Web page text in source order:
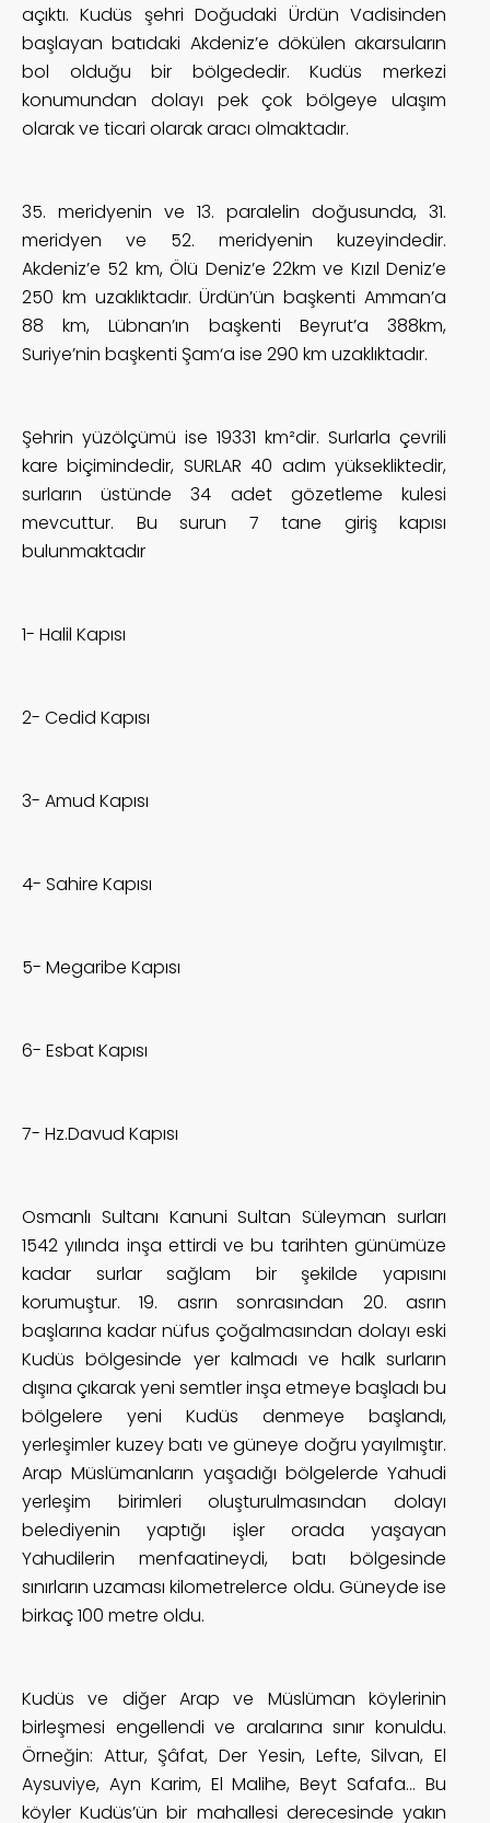
açıktı. Kudüs şehri Doğudaki Ürdün Vadisinden
başlayan batıdaki Akdeniz’e dökülen akarsuların
bol olduğu bir bölgededir. Kudüs merkezi
konumundan dolayı pek çok bölgeye ulaşım
olarak ve ticari olarak aracı olmaktadır.
35. meridyenin ve 13. paralelin doğusunda, 31.
meridyen ve 52. meridyenin kuzeyindedir.
Akdeniz’e 52 km, Ölü Deniz’e 22km ve Kızıl Deniz’e
250 km uzaklıktadır. Ürdün’ün başkenti Amman’a
88 km, Lübnan’ın başkenti Beyrut’a 388km,
Suriye’nin başkenti Şam‘a ise 290 km uzaklıktadır.
Şehrin yüzölçümü ise 19331 km²dir. Surlarla çevrili
kare biçimindedir, SURLAR 40 adım yüksekliktedir,
surların üstünde 34 adet gözetleme kulesi
mevcuttur. Bu surun 7 tane giriş kapısı
bulunmaktadır
1- Halil Kapısı
2- Cedid Kapısı
3- Amud Kapısı
4- Sahire Kapısı
5- Megaribe Kapısı
6- Esbat Kapısı
7- Hz.Davud Kapısı
Osmanlı Sultanı Kanuni Sultan Süleyman surları
1542 yılında inşa ettirdi ve bu tarihten günümüze
kadar surlar sağlam bir şekilde yapısını
korumuştur. 19. asrın sonrasından 20. asrın
başlarına kadar nüfus çoğalmasından dolayı eski
Kudüs bölgesinde yer kalmadı ve halk surların
dışına çıkarak yeni semtler inşa etmeye başladı bu
bölgelere yeni Kudüs denmeye başlandı,
yerleşimler kuzey batı ve güneye doğru yayılmıştır.
Arap Müslümanların yaşadığı bölgelerde Yahudi
yerleşim birimleri oluşturulmasından dolayı
belediyenin yaptığı işler orada yaşayan
Yahudilerin menfaatineydi, batı bölgesinde
sınırların uzaması kilometrelerce oldu. Güneyde ise
birkaç 100 metre oldu.
Kudüs ve diğer Arap ve Müslüman köylerinin
birleşmesi engellendi ve aralarına sınır konuldu.
Örneğin: Attur, Şâfat, Der Yesin, Lefte, Silvan, El
Aysuviye, Ayn Karim, El Malihe, Beyt Safafa… Bu
köyler Kudüs’ün bir mahallesi derecesinde yakın